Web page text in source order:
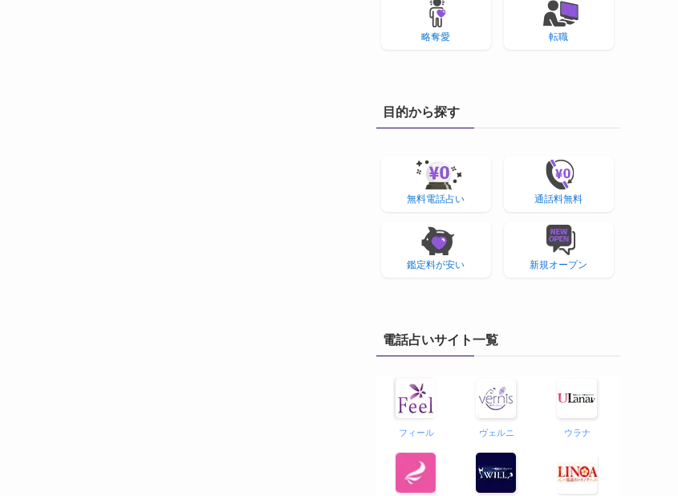
略奪愛 転職
目的から探す
無料電話占い 通話料無料
鑑定料が安い 新規オープン
電話占いサイト一覧
フィール ヴェルニ ウラナ